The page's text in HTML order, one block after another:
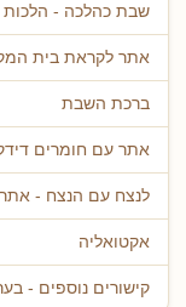
שבת כהלכה -
אתר לקראת בית
ברכת השבת
אתר עם חומרים
לנצח עם הנצח -
אקטואליה
קישורים נוספים -